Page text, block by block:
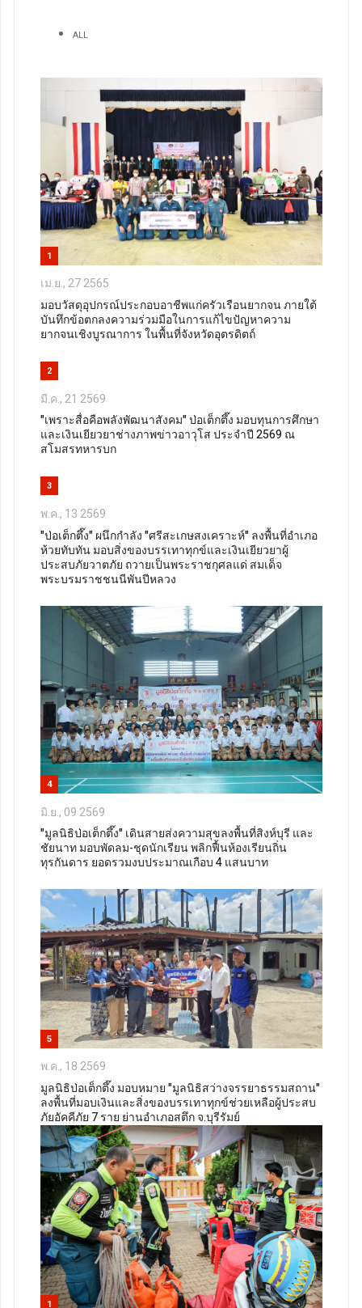
ALL
1
เม.ย., 27 2565
มอบวัสดุอุปกรณ์ประกอบอาชีพแก่ครัวเรือนยากจน ภายใต้
บันทึกข้อตกลงความร่วมมือในการแก้ไขปัญหาความ
ยากจนเชิงบูรณาการ ในพื้นที่จังหวัดอุตรดิตถ์
2
มี.ค., 21 2569
"เพราะสื่อคือพลังพัฒนาสังคม" ป่อเต็กตึ๊ง มอบทุนการศึกษา
และเงินเยียวยาช่างภาพข่าวอาวุโส ประจำปี 2569 ณ
สโมสรทหารบก
3
พ.ค., 13 2569
"ป่อเต็กตึ๊ง" ผนึกกำลัง "ศรีสะเกษสงเคราะห์" ลงพื้นที่อำเภอ
ห้วยทับทัน มอบสิ่งของบรรเทาทุกข์และเงินเยียวยาผู้
ประสบภัยวาตภัย ถวายเป็นพระราชกุศลแด่ สมเด็จ
พระบรมราชชนนีพันปีหลวง
4
มิ.ย., 09 2569
"มูลนิธิป่อเต็กตึ๊ง" เดินสายส่งความสุขลงพื้นที่สิงห์บุรี และ
ชัยนาท มอบพัดลม-ชุดนักเรียน พลิกฟื้นห้องเรียนถิ่น
ทุรกันดาร ยอดรวมงบประมาณเกือบ 4 แสนบาท
5
พ.ค., 18 2569
มูลนิธิป่อเต็กตึ๊ง มอบหมาย "มูลนิธิสว่างจรรยาธรรมสถาน"
ลงพื้นที่มอบเงินและสิ่งของบรรเทาทุกข์ช่วยเหลือผู้ประสบ
ภัยอัคคีภัย 7 ราย ย่านอำเภอสตึก จ.บุรีรัมย์
1